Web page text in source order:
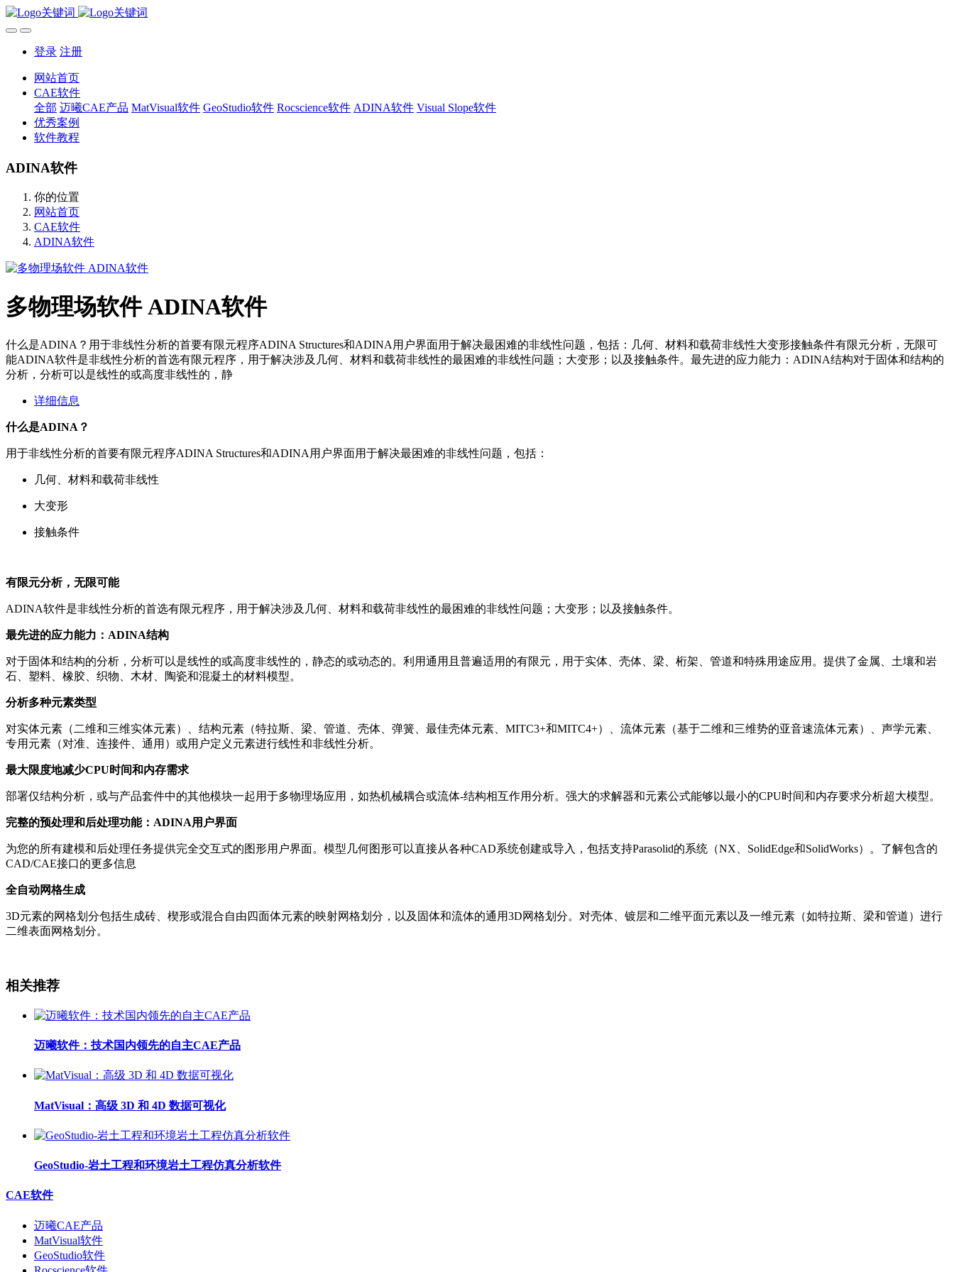
登录 注册
网站首页
CAE软件
全部 迈曦CAE产品 MatVisual软件 GeoStudio软件 Rocscience软件 ADINA软件 Visual Slope软件
优秀案例
软件教程
ADINA软件
你的位置
网站首页
CAE软件
ADINA软件
多物理场软件 ADINA软件
什么是ADINA？用于非线性分析的首要有限元程序ADINA Structures和ADINA用户界面用于解决最困难的非线性问题，包括：几何、材料和载荷非线性大变形接触条件有限元分析，无限可
能ADINA软件是非线性分析的首选有限元程序，用于解决涉及几何、材料和载荷非线性的最困难的非线性问题；大变形；以及接触条件。最先进的应力能力：ADINA结构对于固体和结构的
分析，分析可以是线性的或高度非线性的，静
详细信息
什么是ADINA？
用于非线性分析的首要有限元程序ADINA Structures和ADINA用户界面用于解决最困难的非线性问题，包括：
几何、材料和载荷非线性
大变形
接触条件
有限元分析，无限可能
ADINA软件是非线性分析的首选有限元程序，用于解决涉及几何、材料和载荷非线性的最困难的非线性问题；大变形；以及接触条件。
最先进的应力能力：ADINA结构
对于固体和结构的分析，分析可以是线性的或高度非线性的，静态的或动态的。利用通用且普遍适用的有限元，用于实体、壳体、梁、桁架、管道和特殊用途应用。提供了金属、土壤和岩
石、塑料、橡胶、织物、木材、陶瓷和混凝土的材料模型。
分析多种元素类型
对实体元素（二维和三维实体元素）、结构元素（特拉斯、梁、管道、壳体、弹簧、最佳壳体元素、MITC3+和MITC4+）、流体元素（基于二维和三维势的亚音速流体元素）、声学元素、
专用元素（对准、连接件、通用）或用户定义元素进行线性和非线性分析。
最大限度地减少CPU时间和内存需求
部署仅结构分析，或与产品套件中的其他模块一起用于多物理场应用，如热机械耦合或流体-结构相互作用分析。强大的求解器和元素公式能够以最小的CPU时间和内存要求分析超大模型。
完整的预处理和后处理功能：ADINA用户界面
为您的所有建模和后处理任务提供完全交互式的图形用户界面。模型几何图形可以直接从各种CAD系统创建或导入，包括支持Parasolid的系统（NX、SolidEdge和SolidWorks）。了解包含的
CAD/CAE接口的更多信息
全自动网格生成
3D元素的网格划分包括生成砖、楔形或混合自由四面体元素的映射网格划分，以及固体和流体的通用3D网格划分。对壳体、镀层和二维平面元素以及一维元素（如特拉斯、梁和管道）进行
二维表面网格划分。
相关推荐
迈曦软件：技术国内领先的自主CAE产品
MatVisual：高级 3D 和 4D 数据可视化
GeoStudio-岩土工程和环境岩土工程仿真分析软件
CAE软件
迈曦CAE产品
MatVisual软件
GeoStudio软件